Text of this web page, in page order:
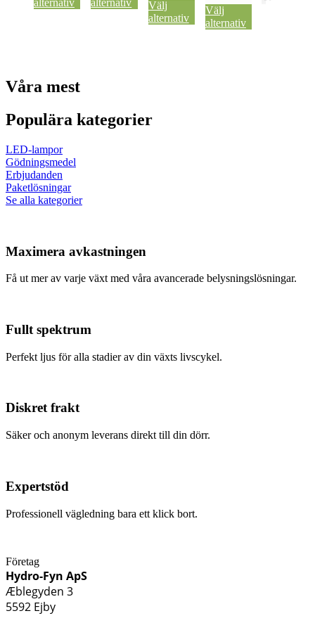
alternativ
alternativ
Välj
alternativ
Välj
alternativ
Våra mest
Populära kategorier
LED-lampor
Gödningsmedel
Erbjudanden
Paketlösningar
Se alla kategorier
Maximera avkastningen
Få ut mer av varje växt med våra avancerade belysningslösningar.
Fullt spektrum
Perfekt ljus för alla stadier av din växts livscykel.
Diskret frakt
Säker och anonym leverans direkt till din dörr.
Expertstöd
Professionell vägledning bara ett klick bort.
Företag
Hydro-Fyn ApS
Æblegyden 3
5592 Ejby